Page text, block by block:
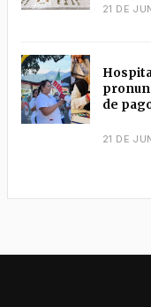
21 DE
de
21 DE